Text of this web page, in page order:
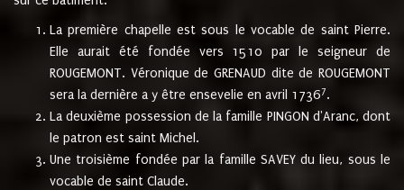
La première chapelle est sous le vocable de saint Pierre.
Elle aurait été fondée vers 1510 par le seigneur de
ROUGEMONT. Véronique de GRENAUD dite de ROUGEMONT
sera la dernière a y être ensevelie en avril 17367.
La deuxième possession de la famille PINGON d'Aranc, dont
le patron est saint Michel.
Une troisième fondée par la famille SAVEY du lieu, sous le
vocable de saint Claude.